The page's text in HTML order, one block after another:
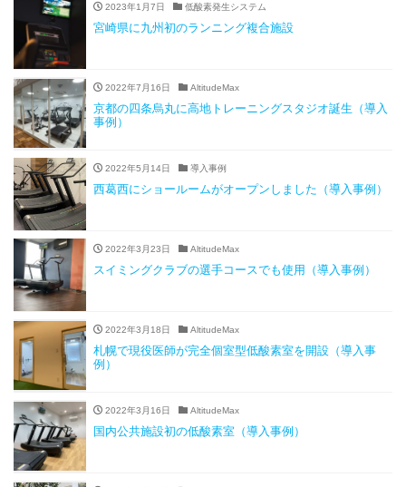
2023年1月7日 低酸素発生システム
宮崎県に九州初のランニング複合施設
2022年7月16日 AltitudeMax
京都の四条烏丸に高地トレーニングスタジオ誕生（導入
事例）
2022年5月14日 導入事例
西葛西にショールームがオープンしました（導入事例）
2022年3月23日 AltitudeMax
スイミングクラブの選手コースでも使用（導入事例）
2022年3月18日 AltitudeMax
札幌で現役医師が完全個室型低酸素室を開設（導入事
例）
2022年3月16日 AltitudeMax
国内公共施設初の低酸素室（導入事例）